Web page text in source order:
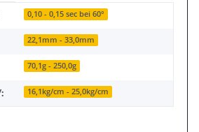
0,10 - 0,15 sec bei 60°
22,1mm - 33,0mm
70,1g - 250,0g
16,1kg/cm - 25,0kg/cm